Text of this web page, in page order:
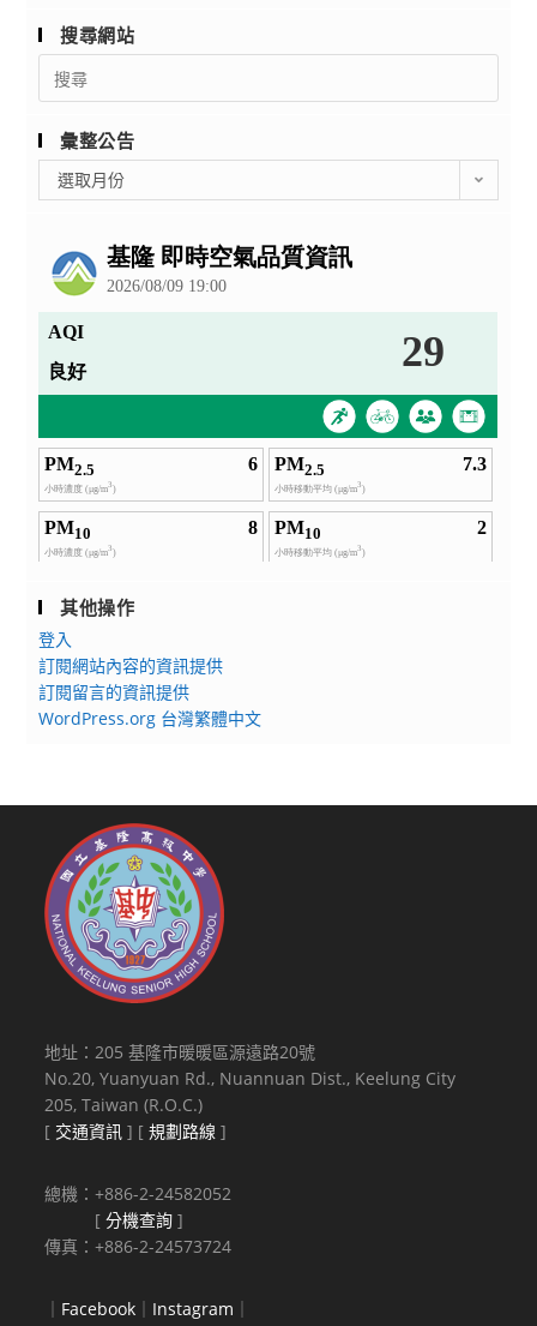
搜尋網站
Search
for:
彙整公告
整
選取月份
其他操作
登入
訂閱網站內容的資訊提供
訂閱留言的資訊提供
WordPress.org 台灣繁體中文
地址：205 基隆市暖暖區源遠路20號
No.20, Yuanyuan Rd., Nuannuan Dist., Keelung City
205, Taiwan (R.O.C.)
[ 交通資訊 ] [規劃路線 ]
總機：+886-2-24582052
[分機查詢 ]
傳真：+886-2-24573724
Facebook Instagram